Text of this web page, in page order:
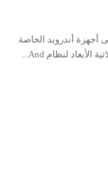
أندرويد الخاصة